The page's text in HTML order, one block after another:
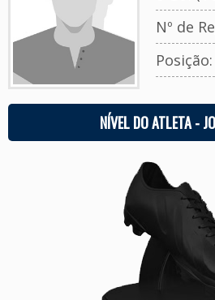
Nº de
Posição:
NÍVEL DO ATLETA -